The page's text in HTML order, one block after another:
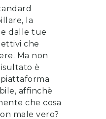
la
dalle tue
che
Ma non
è
affinchè
che cosa
male vero?